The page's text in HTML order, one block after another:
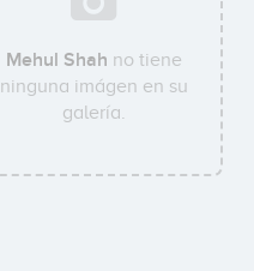
Mehul Shah no tiene
ninguna imágen en su
galería.